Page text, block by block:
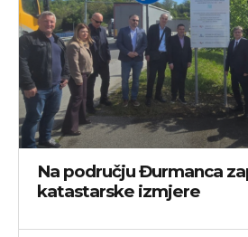
Na području Đurmanca
katastarske izmjere